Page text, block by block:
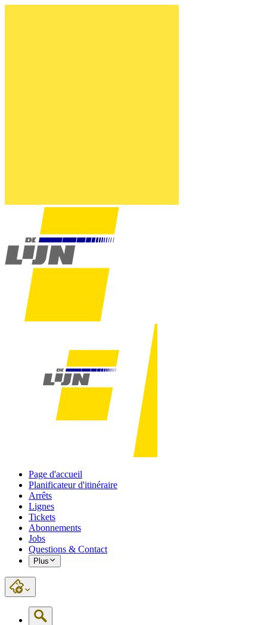
Page d'accueil
Planificateur d'itinéraire
Arrêts
Lignes
Tickets
Abonnements
Jobs
Questions & Contact
Plus